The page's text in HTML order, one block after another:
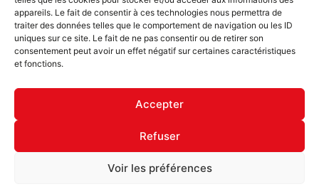
appareils. Le fait de consentir à ces technologies nous permettra de
traiter des données telles que le comportement de navigation ou les ID
uniques sur ce site. Le fait de ne pas consentir ou de retirer son
consentement peut avoir un effet négatif sur certaines caractéristiques
et fonctions.
Accepter
Refuser
Voir les préférences
SUIVEZ-NOUS
S'inscrire à la newsletter
© Copyright © 2022 Maxi Flash